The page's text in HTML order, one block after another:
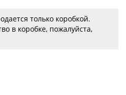
только коробкой.
в коробке, пожалуйста,